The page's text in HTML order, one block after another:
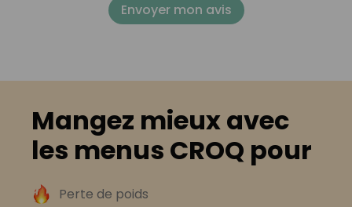
Envoyer mon avis
Mangez mieux avec
les menus CROQ pour
Perte de poids